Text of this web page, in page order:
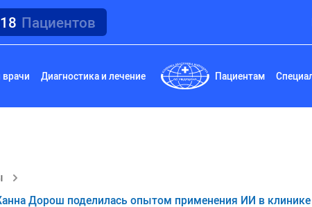
Пациентов
Диагностика и лечение Пациентам
Дорош поделилась опытом применения ИИ в